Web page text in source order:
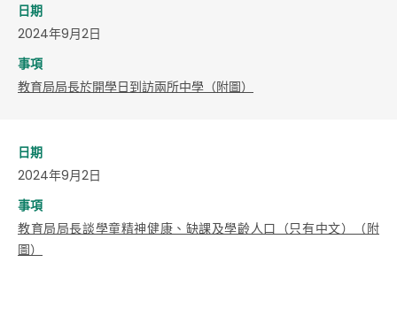
日期
2024年9月2日
事項
教育局局長於開學日到訪兩所中學（附圖）
日期
2024年9月2日
事項
教育局局長談學童精神健康、缺課及學齡人口（只有中文）（附
圖）